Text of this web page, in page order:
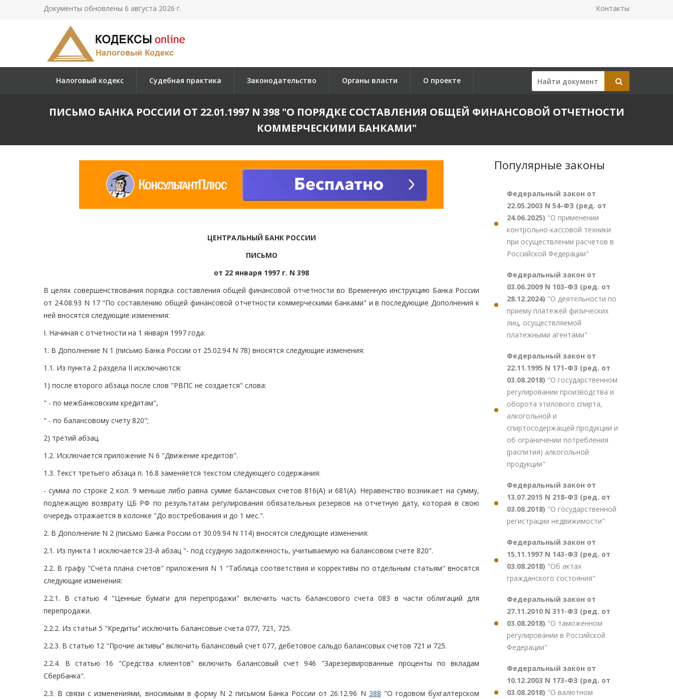
Документы обновлены 6 августа 2026 г. Контакты
Налоговый кодекс Судебная практика Законодательство Органы власти О проекте
ПИСЬМО БАНКА РОССИИ ОТ 22.01.1997 N 398 "О ПОРЯДКЕ СОСТАВЛЕНИЯ ОБЩЕЙ ФИНАНСОВОЙ ОТЧЕТНОСТИ
КОММЕРЧЕСКИМИ БАНКАМИ"
ЦЕНТРАЛЬНЫЙ БАНК РОССИИ
ПИСЬМО
от 22 января 1997 г. N 398
В целях совершенствования порядка составления общей финансовой отчетности во Временную инструкцию Банка России
от 24.08.93 N 17 "По составлению общей финансовой отчетности коммерческими банками" и в последующие Дополнения к
ней вносятся следующие изменения:
I. Начиная с отчетности на 1 января 1997 года:
1. В Дополнение N 1 (письмо Банка России от 25.02.94 N 78) вносятся следующие изменения:
1.1. Из пункта 2 раздела II исключаются:
1) после второго абзаца после слов "РВПС не создается" слова:
" - по межбанковским кредитам",
" - по балансовому счету 820";
2) третий абзац.
1.2. Исключается приложение N 6 "Движение кредитов".
1.3. Текст третьего абзаца п. 16.8 заменяется текстом следующего содержания:
- сумма по строке 2 кол. 9 меньше либо равна сумме балансовых счетов 816(А) и 681(А). Неравенство возникает на сумму,
подлежащую возврату ЦБ РФ по результатам регулирования обязательных резервов на отчетную дату, которая в свою
очередь отражается в колонке "До востребования и до 1 мес.".
2. В Дополнение N 2 (письмо Банка России от 30.09.94 N 114) вносятся следующие изменения:
2.1. Из пункта 1 исключается 23-й абзац "- под ссудную задолженность, учитываемую на балансовом счете 820".
2.2. В графу "Счета плана счетов" приложения N 1 "Таблица соответствия и коррективы по отдельным статьям" вносятся
следующие изменения:
2.2.1. В статью 4 "Ценные бумаги для перепродажи" включить часть балансового счета 083 в части облигаций для
перепродажи.
2.2.2. Из статьи 5 "Кредиты" исключить балансовые счета 077, 721, 725.
2.2.3. В статью 12 "Прочие активы" включить балансовый счет 077, дебетовое сальдо балансовых счетов 721 и 725.
2.2.4. В статью 16 "Средства клиентов" включить балансовый счет 946 "Зарезервированные проценты по вкладам
Сбербанка".
2.3. В связи с изменениями, вносимыми в форму N 2 письмом Банка России от 26.12.96 N 388 "О годовом бухгалтерском
Популярные законы
Федеральный закон от
22.05.2003 N 54-ФЗ (ред. от
24.06.2025) "О применении
контрольно-кассовой техники
при осуществлении расчетов в
Российской Федерации"
Федеральный закон от
03.06.2009 N 103-ФЗ (ред. от
28.12.2024) "О деятельности по
приему платежей физических
лиц, осуществляемой
платежными агентами"
Федеральный закон от
22.11.1995 N 171-ФЗ (ред. от
03.08.2018) "О государственном
регулировании производства и
оборота этилового спирта,
алкогольной и
спиртосодержащей продукции и
об ограничении потребления
(распития) алкогольной
продукции"
Федеральный закон от
13.07.2015 N 218-ФЗ (ред. от
03.08.2018) "О государственной
регистрации недвижимости"
Федеральный закон от
15.11.1997 N 143-ФЗ (ред. от
03.08.2018) "Об актах
гражданского состояния"
Федеральный закон от
27.11.2010 N 311-ФЗ (ред. от
03.08.2018) "О таможенном
регулировании в Российской
Федерации"
Федеральный закон от
10.12.2003 N 173-ФЗ (ред. от
03.08.2018) "О валютном